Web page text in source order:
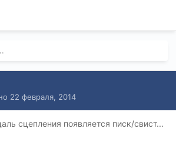
22 февраля, 2014
сцепления появляется писк/свист...